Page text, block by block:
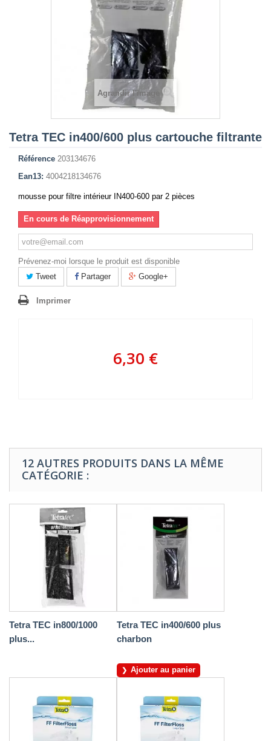
Agrandir l'image
Tetra TEC in400/600 plus cartouche filtrante
Référence 203134676
Ean13: 4004218134676
mousse pour filtre intérieur IN400-600 par 2 pièces
En cours de Réapprovisionnement
Prévenez-moi lorsque le produit est disponible
Tweet
Partager Google+
Imprimer
6,30 €
12 AUTRES PRODUITS DANS LA MÊME
CATÉGORIE :
Tetra TEC in800/1000
plus...
Tetra TEC in400/600 plus
charbon
Ajouter au panier